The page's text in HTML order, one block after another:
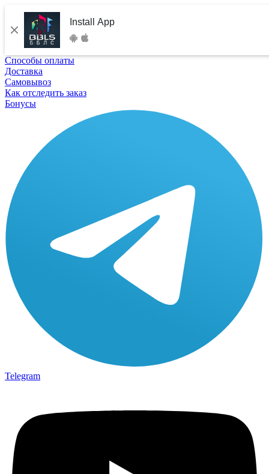
Install App
Способы оплаты
Доставка
Самовывоз
Как отследить заказ
Бонусы
Telegram